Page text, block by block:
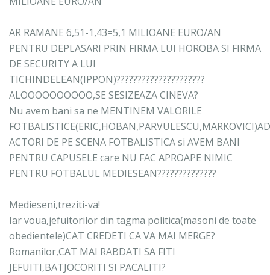
AR RAMANE 6,51-1,43=5,1 MILIOANE EURO/AN
PENTRU DEPLASARI PRIN FIRMA LUI HOROBA SI FIRMA
DE SECURITY A LUI
TICHINDELEAN(IPPON)?????????????????????
ALOOOOOOOOOO,SE SESIZEAZA CINEVA?
Nu avem bani sa ne MENTINEM VALORILE
ACTORI DE PE SCENA FOTBALISTICA si AVEM BANI
PENTRU CAPUSELE care NU FAC APROAPE NIMIC
PENTRU FOTBALUL MEDIESEAN??????????????
Medieseni,treziti-va!
Iar voua,jefuitorilor din tagma politica(masoni de toate
obedientele)CAT CREDETI CA VA MAI MERGE?
Romanilor,CAT MAI RABDATI SA FITI
JEFUITI,BATJOCORITI SI PACALITI?